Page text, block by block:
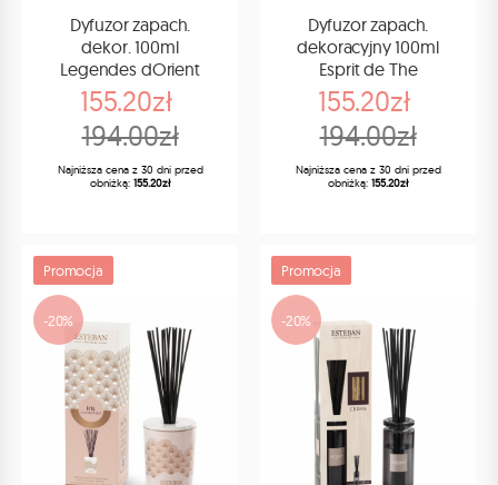
Dyfuzor zapach.
dekor. 100ml
Legendes dOrient
155.20zł
194.00zł
Najniższa cena z 30 dni przed
obniżką: 155.20zł
Dyfuzor zapach.
dekoracyjny 100ml
Esprit de The
155.20zł
194.00zł
Najniższa cena z 30 dni przed
obniżką: 155.20zł
Promocja
-20%
Promocja
-20%